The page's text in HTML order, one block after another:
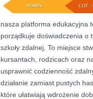
LUT -
ADMIN
nasza platforma edukacyjna
porządkuje doświadczenia o
szkoły zdalnej. To miejsce
kursantach, rodzicach oraz
usprawnić codzienność
działanie zamiast pustych
które ułatwiają wdrożenie